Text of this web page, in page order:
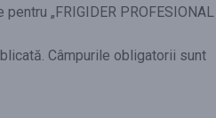
„FRIGIDER PROFESIONAL
Câmpurile obligatorii sunt